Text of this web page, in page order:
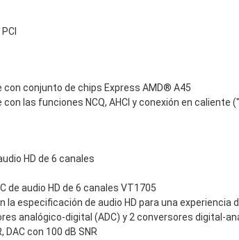
con conjunto de chips Express AMD® A45
las funciones NCQ, AHCI y conexión en caliente
HD de 6 canales
de audio HD de 6 canales VT1705
la especificación de audio HD para una
analógico-digital (ADC) y 2 conversores digital-
DAC con 100 dB SNR